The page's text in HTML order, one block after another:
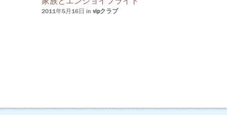
2011年5月16日 in vipクラブ